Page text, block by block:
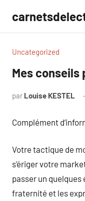
contenu
Uncategorized
Mes conseils
par Louise KESTEL
Complément
Votre tactique de
s’ériger votre
passer un
fraternité et les